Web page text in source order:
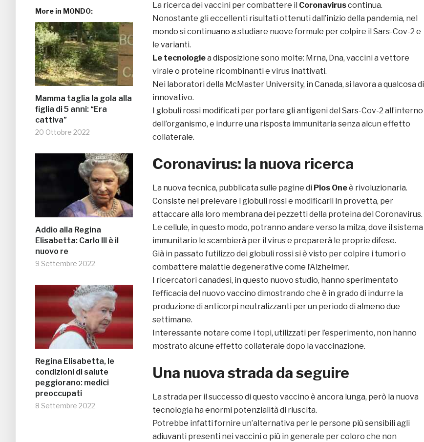
More in MONDO:
Mamma taglia la gola alla
figlia di 5 anni: “Era
cattiva”
20 Ottobre 2022
Addio alla Regina
Elisabetta: Carlo III è il
nuovo re
9 Settembre 2022
Regina Elisabetta, le
condizioni di salute
peggiorano: medici
preoccupati
8 Settembre 2022
La ricerca dei vaccini per combattere il Coronaviruscontinua.
Nonostante gli eccellenti risultati ottenuti dall’inizio della pandemia, nel
mondo si continuano a studiare nuove formule per colpire il Sars-Cov-2 e
le varianti.
Le tecnologiea disposizione sono molte: Mrna, Dna, vaccini a vettore
virale o proteine ricombinanti e virus inattivati.
Nei laboratori della McMaster University, in Canada, si lavora a qualcosa di
innovativo.
I globuli rossi modificati per portare gli antigeni del Sars-Cov-2 all’interno
dell’organismo, e indurre una risposta immunitaria senza alcun effetto
collaterale.
Coronavirus: la nuova ricerca
La nuova tecnica, pubblicata sulle pagine di Plos Oneè rivoluzionaria.
Consiste nel prelevare i globuli rossi e modificarli in provetta, per
attaccare alla loro membrana dei pezzetti della proteina del Coronavirus.
Le cellule, in questo modo, potranno andare verso la milza, dove il sistema
immunitario le scambierà per il virus e preparerà le proprie difese.
Già in passato l’utilizzo dei globuli rossi si è visto per colpire i tumori o
combattere malattie degenerative come l’Alzheimer.
I ricercatori canadesi, in questo nuovo studio, hanno sperimentato
l’efficacia del nuovo vaccino dimostrando che è in grado di indurre la
produzione di anticorpi neutralizzanti per un periodo di almeno due
settimane.
Interessante notare come i topi, utilizzati per l’esperimento, non hanno
mostrato alcune effetto collaterale dopo la vaccinazione.
Una nuova strada da seguire
La strada per il successo di questo vaccino è ancora lunga, però la nuova
tecnologia ha enormi potenzialità di riuscita.
Potrebbe infatti fornire un’alternativa per le persone più sensibili agli
adiuvanti presenti nei vaccini o più in generale per coloro che non